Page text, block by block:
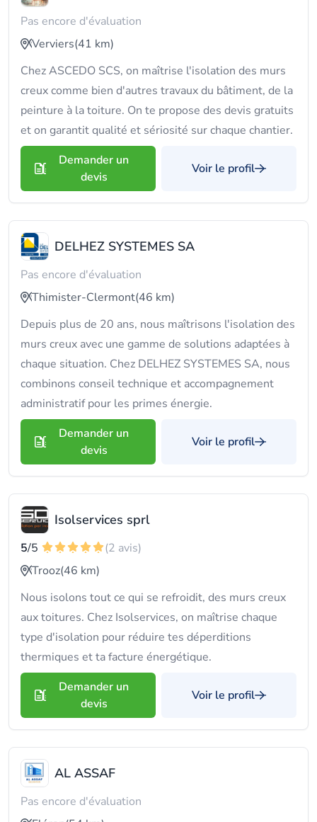
Pas encore d'évaluation
Verviers(41 km)
Chez ASCEDO SCS, on maîtrise l'isolation des murs
creux comme bien d'autres travaux du bâtiment, de la
peinture à la toiture. On te propose des devis gratuits
et on garantit qualité et sériosité sur chaque chantier.
Demander un
devis
Voir le profil
DELHEZ SYSTEMES SA
Pas encore d'évaluation
Thimister-Clermont(46 km)
Depuis plus de 20 ans, nous maîtrisons l'isolation des
murs creux avec une gamme de solutions adaptées à
chaque situation. Chez DELHEZ SYSTEMES SA, nous
combinons conseil technique et accompagnement
administratif pour les primes énergie.
Demander un
devis
Voir le profil
Isolservices sprl
5/5
(2 avis)
Trooz(46 km)
Nous isolons tout ce qui se refroidit, des murs creux
aux toitures. Chez Isolservices, on maîtrise chaque
type d'isolation pour réduire tes déperditions
thermiques et ta facture énergétique.
Demander un
devis
Voir le profil
AL ASSAF
Pas encore d'évaluation